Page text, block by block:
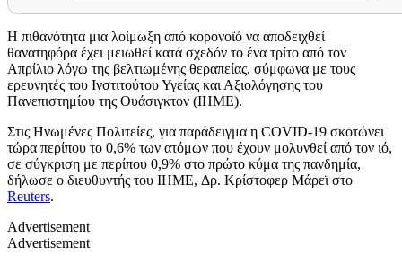
Η πιθανότητα μια λοίμωξη από κορονοϊό να αποδειχθεί
θανατηφόρα έχει μειωθεί κατά σχεδόν το ένα τρίτο από τον
Απρίλιο λόγω της βελτιωμένης θεραπείας, σύμφωνα με τους
ερευνητές του Ινστιτούτου Υγείας και Αξιολόγησης του
Πανεπιστημίου της Ουάσιγκτον (IHME).
Στις Ηνωμένες Πολιτείες, για παράδειγμα η COVID-19 σκοτώνει
τώρα περίπου το 0,6% των ατόμων που έχουν μολυνθεί από τον ιό,
σε σύγκριση με περίπου 0,9% στο πρώτο κύμα της πανδημία,
δήλωσε ο διευθυντής του IHME, Δρ. Κρίστοφερ Μάρεϊ στο
Reuters.
Advertisement
Advertisement